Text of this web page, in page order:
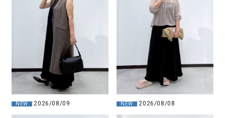
NEW 2026/08/09 NEW 2026/08/08